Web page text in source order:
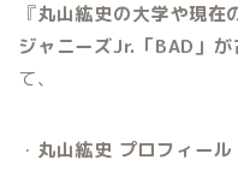
『丸山紘史の大学や現在
ジャニーズJr.「BAD」が
て、
・ 丸山紘史 プロフィール